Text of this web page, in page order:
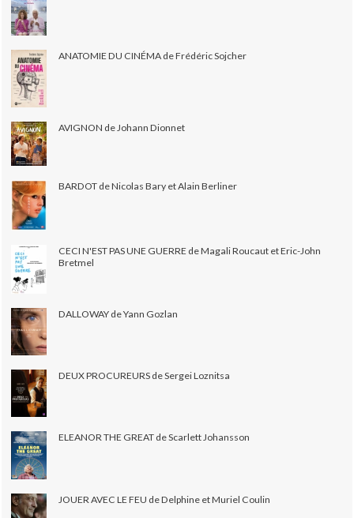
ANATOMIE DU CINÉMA de Frédéric Sojcher
AVIGNON de Johann Dionnet
BARDOT de Nicolas Bary et Alain Berliner
CECI N'EST PAS UNE GUERRE de Magali Roucaut et Eric-John
Bretmel
DALLOWAY de Yann Gozlan
DEUX PROCUREURS de Sergei Loznitsa
ELEANOR THE GREAT de Scarlett Johansson
JOUER AVEC LE FEU de Delphine et Muriel Coulin